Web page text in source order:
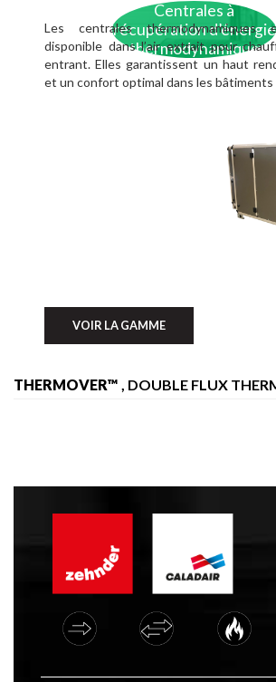
Centrales à
récupération d’énergie
thermodynamique
Les centrales thermodynamiques
disponible dans l’air extrait pour
entrant. Elles garantissent un haut
et un confort optimal dans les
VOIR LA GAMME
THERMOVER™ , DOUBLE FLUX